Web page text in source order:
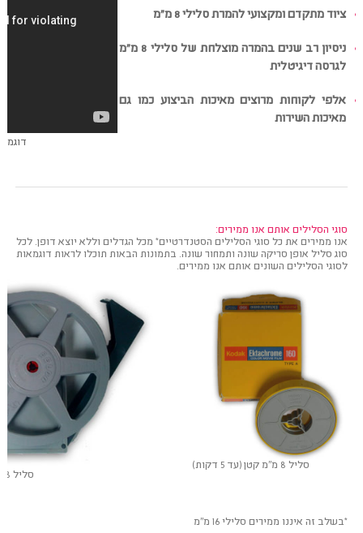
ציוד מתקדם ומקצועי להמרת סלילי 8 מ"מ
ניסיון רב שנים בהמרה מוצלחת של סלילי 8 מ"מ
לגרסה דיגיטלית
אלפי לקוחות מרוצים מאיכות הביצוע כמו גם
מאיכות השירות
סוגי הסלילים אותם אנו ממירים:
אנו ממירים את כל סוגי הסלילים הסטנדרטיים* מכל הגדלים וללא יוצא דופן. לכל
סוג סליל אופן סריקה שונה ותמחור שונה. בתמונות הבאות תוכלו לראות דוגמאות
לסוגי הסלילים השונים אותם אנו ממירים.
סליל 8 מ"מ קטן (עד 5 דקות)
סליל 8 מ"מ גדול (10-30 דקות)
*בשלב זה איננו ממירים סלילי 16 מ"מ